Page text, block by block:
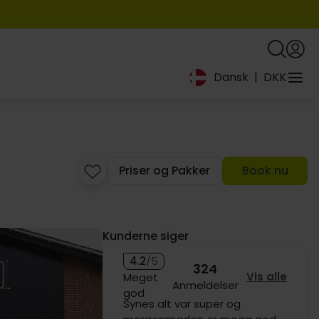
Dansk | DKK
Priser og Pakker
Book nu
Kunderne siger
4.2/5
Meget
god
324
Anmeldelser
Vis alle
Synes alt var super og
799,-
1099,-
699,-